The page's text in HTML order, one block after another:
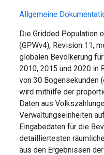
Allgemeine
Die Gridded Population
(GPWv4), Revision 11,
globalen Bevölkerung
2010, 2015 und 2020 in
von 30 Bogensekunden
wird mithilfe der
Daten aus
Verwaltungseinheiten
Eingabedaten für die
detailliertesten
aus den Ergebnissen